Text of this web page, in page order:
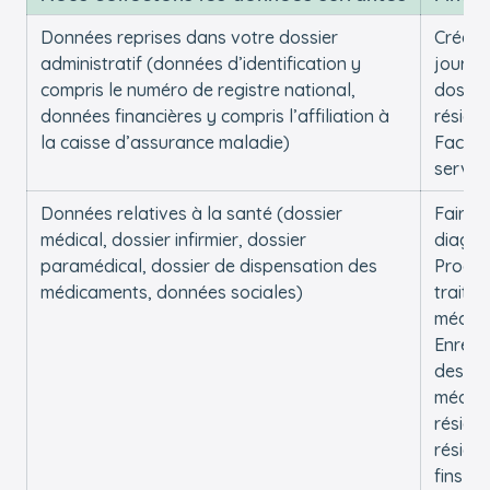
Données reprises dans votre dossier
administratif (données d’identification y
compris le numéro de registre national,
données financières y compris l’affiliation à
la caisse d’assurance maladie)
Créer
jour
Données relatives à la santé (dossier
médical, dossier infirmier, dossier
paramédical, dossier de dispensation des
médicaments, données sociales)
Faire
des
fins